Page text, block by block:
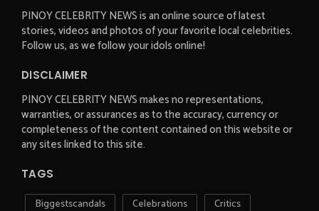
PINOY CELEBRITY NEWS is an online source of latest
stories, videos and photos of your favorite local celebrities.
Follow us, as we follow your idols online!
DISCLAIMER
PINOY CELEBRITY NEWS makes no representations,
warranties, or assurances as to the accuracy, currency or
completeness of the content contained on this website or
any sites linked to this site.
TAGS
Biggestscandals Celebrations
Critics